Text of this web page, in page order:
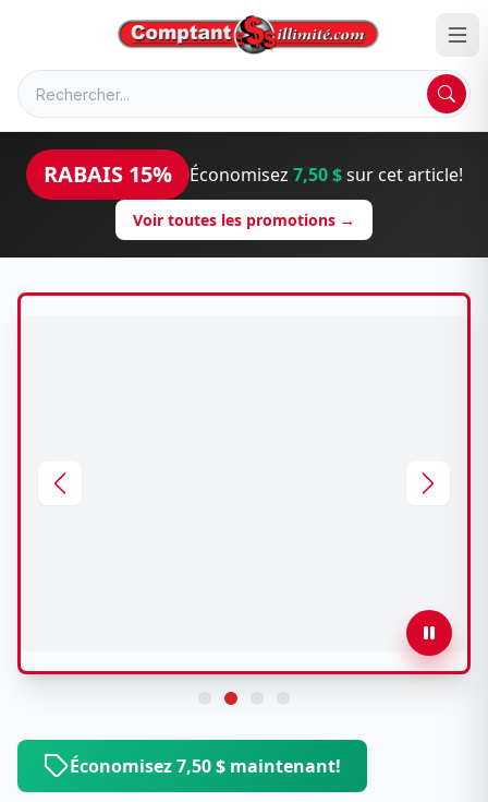
RABAIS 15% Économisez 7,50 $sur cet article!
Voir toutes les promotions →
Économisez 7,50 $ maintenant!